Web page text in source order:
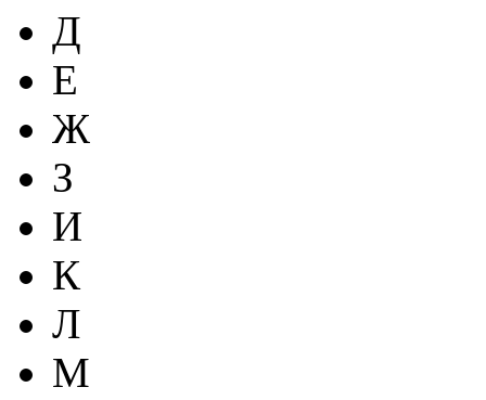
Д
Е
Ж
З
И
К
Л
М